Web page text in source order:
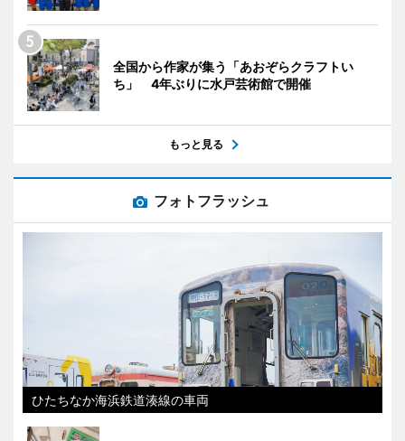
全国から作家が集う「あおぞらクラフトい
ち」 4年ぶりに水戸芸術館で開催
もっと見る
フォトフラッシュ
ひたちなか海浜鉄道湊線の車両